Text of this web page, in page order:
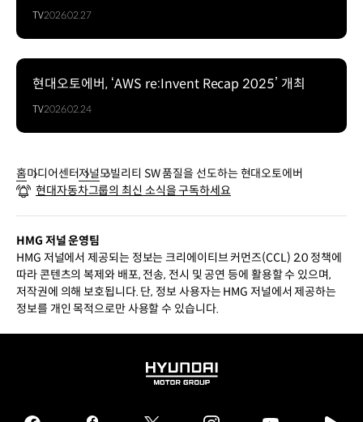
TV2026.02.27
현대오토에버, ‘AWS re:Invent Recap 2025’ 개최
TV2026.02.24
홈미디어센터저널모빌리티 SW 품질을 선도하는 현대오토에버
현대자동차그룹의 최신 소식을 구독하세요
HMG 저널 운영팀
HMG 저널에서 제공되는 정보는 크리에이티브 커먼즈(CCL) 2.0 정책에
따라 콘텐츠의 복제와 배포, 전송, 전시 및 공연 등에 활용할 수 있으며,
저작권에 의해 보호됩니다. 단, 정보 사용자는 HMG 저널에서 제공하는
정보를 개인 목적으로만 사용할 수 있습니다.
HYUNDAI
GROUP